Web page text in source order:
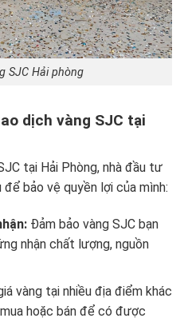
SJC Hải phòng
dịch vàng SJC tại
tại Hải Phòng, nhà đầu tư
bảo vệ quyền lợi của mình:
Đảm bảo vàng SJC bạn
nhận chất lượng, nguồn
vàng tại nhiều địa điểm khác
hoặc bán để có được